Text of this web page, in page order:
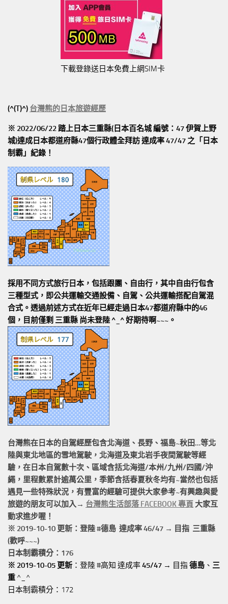
下載登錄送日本免費上網SIM卡
(^(T)^) 台灣熊的日本旅遊經歷
※ 2022/06/22 踏上日本三重縣(日本百名城 編號：47 伊賀上野
城)達成日本都道府縣47個行政體全拜訪達成率 47/47 之「日本
制霸」紀錄！
採用不同方式旅行日本，包括跟團、自由行，其中自由行包含
三種型式，即公共運輸交通設備、自駕、公共運輸搭配自駕混
合式。透過前述方式在近年已經走過日本47都道府縣中的46
個，目前僅剩 三重縣 尚未登陸 ^_^ 好期待啊~~~。
台灣熊在日本的自駕經歷包含北海道、長野、福島~秋田…等北
陸與東北地區的雪地駕駛 ，北海道及東北岩手夜間駕駛等經
驗，在日本自駕數十次、區域含括北海道/本州/九州/四國/沖
繩， 里程數累計逾萬公里 ，季節含括春夏秋冬均有~當然也包括
遇見一些特殊狀況，有豐富的經驗可提供大家參考~有興趣與愛
旅遊的朋友可以加入→ 台灣熊生活部落 FACEBOOK 專頁 大家互
動求進步喔！
※ 2019-10-10 更新：登陸 #德島 達成率 46/47 → 目指 三重縣
(歡呼~~~)
日本制霸積分：176
※ 2019-10-05 更新 ：登陸 #高知 達成率45/47 → 目指德島 、 三
重 ^_^
日本制霸積分：172